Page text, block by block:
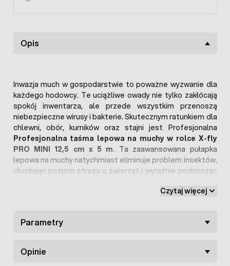
Opis
Inwazja much w gospodarstwie to poważne wyzwanie dla
każdego hodowcy. Te uciążliwe owady nie tylko zakłócają
spokój inwentarza, ale przede wszystkim przenoszą
niebezpieczne wirusy i bakterie. Skutecznym ratunkiem dla
chlewni, obór, kurników oraz stajni jest Profesjonalna
Profesjonalna taśma lepowa na muchy w rolce X-fly
PRO MINI 12,5 cm x 5 m. Ta zaawansowana pułapka
lepowa na muchy natychmiast eliminuje problem insektów,
obniżając poziom stresu u zwierząt i wyraźnie podnosząc
wpływa mocny klej z bezwonnym wabikiem oraz specjalny
gospodarstwie – bez szkodliwych chemikaliów
Czytaj więcej
Parametry
Opinie